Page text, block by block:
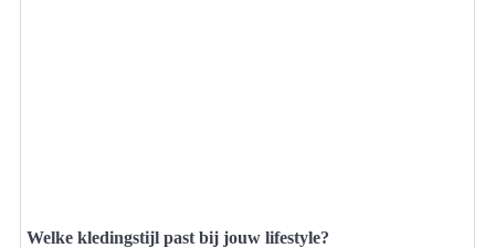
Welke kledingstijl past bij jouw lifestyle?